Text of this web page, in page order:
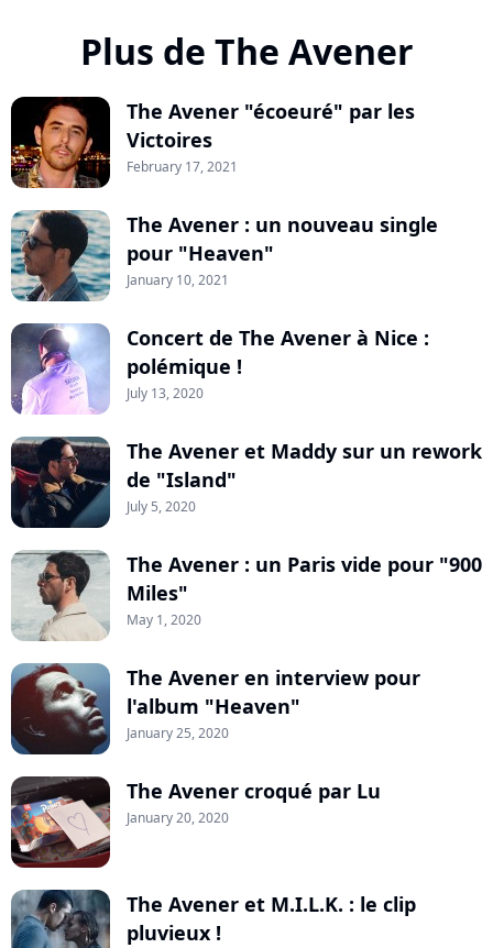
Plus de The Avener
The Avener "écoeuré" par les
Victoires
February 17, 2021
The Avener : un nouveau single
pour "Heaven"
January 10, 2021
Concert de The Avener à Nice :
polémique !
July 13, 2020
The Avener et Maddy sur un rework
de "Island"
July 5, 2020
The Avener : un Paris vide pour "900
Miles"
May 1, 2020
The Avener en interview pour
l'album "Heaven"
January 25, 2020
The Avener croqué par Lu
January 20, 2020
The Avener et M.I.L.K. : le clip
pluvieux !